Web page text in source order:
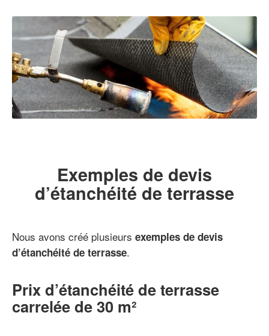
Exemples de devis
d’étanchéité de terrasse
Nous avons créé plusieurs exemples de devis
d’étanchéité de terrasse.
Prix d’étanchéité de terrasse
carrelée de 30 m²